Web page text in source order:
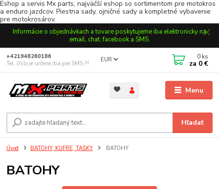
Eshop a servis Mx parts, najväčší eshop so sortimentom pre motokros
a enduro jazdcov. Piestna sady, ojničné sady a kompletné vybavenie
pre motokrosárov.
Informácie o objednávkach a tovare poskytujeme iba elektronicky na
email, chat, facebook a SMS.
Menu
EUR
Hľadať
+421948260186
Tel. číslo je určené iba pre SMS !!!
0 ks
za 0 €
Úvod BATOHY, KUFRE, TAŠKY BATOHY
BATOHY